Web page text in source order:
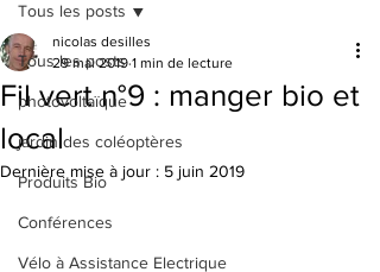
Tous les posts
photovoltaïque
jardin des coléoptères
Produits Bio
Conférences
Vélo à Assistance Electrique
Tous les posts
Fil vert n°9 : manger bio et
local
nicolas desilles
29 mai 2019 1 min de lecture
Dernière mise à jour : 5 juin 2019